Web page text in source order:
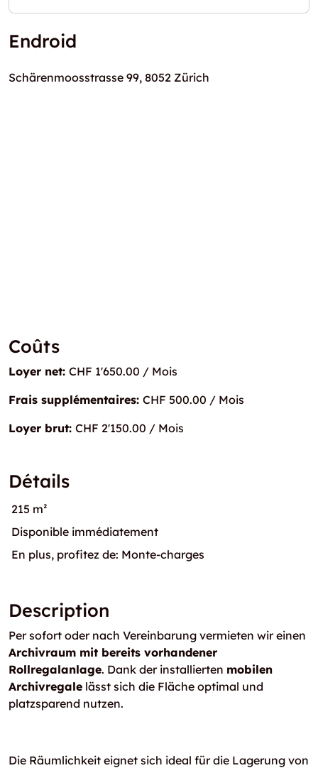
Endroid
Schärenmoosstrasse 99, 8052 Zürich
Coûts
Loyer net: CHF 1'650.00 / Mois
Frais supplémentaires: CHF 500.00 / Mois
Loyer brut: CHF 2'150.00 / Mois
Détails
215 m²
Disponible immédiatement
En plus, profitez de: Monte-charges
Description
Per sofort oder nach Vereinbarung vermieten wir einen
Archivraum mit bereits vorhandener
Rollregalanlage. Dank der installierten mobilen
Archivregale lässt sich die Fläche optimal und
platzsparend nutzen.
Die Räumlichkeit eignet sich ideal für die Lagerung von